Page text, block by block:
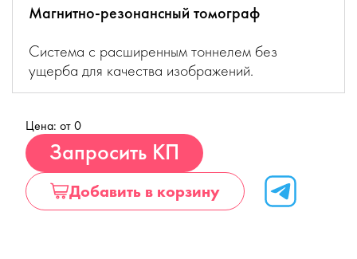
Магнитно-резонансный томограф
Система с расширенным тоннелем без
ущерба для качества изображений.
Цена: от 0
Запросить КП
Добавить в корзину